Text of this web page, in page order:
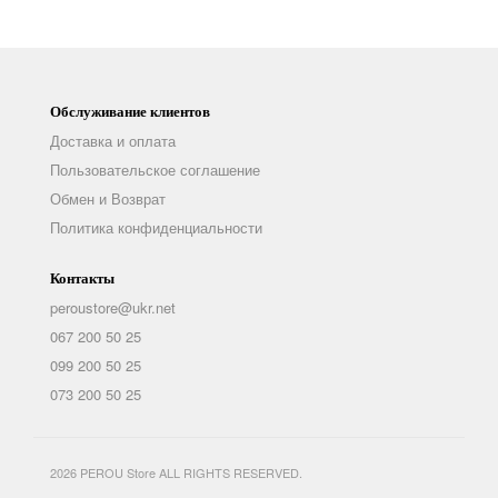
Обслуживание клиентов
Доставка и оплата
Пользовательское соглашение
Обмен и Возврат
Политика конфиденциальности
Контакты
peroustore@ukr.net
067 200 50 25
099 200 50 25
073 200 50 25
2026 PEROU Store ALL RIGHTS RESERVED.